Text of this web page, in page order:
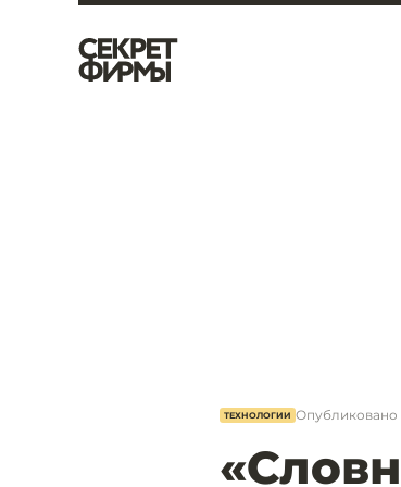
ТЕХНОЛОГИИ Опубликовано